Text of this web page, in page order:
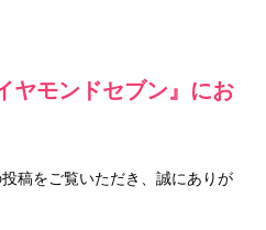
ヤモンドセブン』にお
稿をご覧いただき、誠にありが